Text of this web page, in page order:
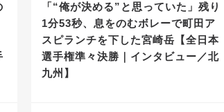
「“俺が決める”と思っていた」残り
1分53秒、息をのむボレーで町田ア
スピランチを下した宮崎岳【全日本
選手権準々決勝｜インタビュー／北
九州】